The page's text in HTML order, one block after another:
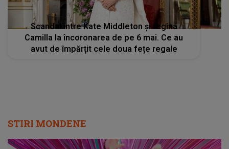
Scandal între Kate Middleton și regina
Camilla la încoronarea de pe 6 mai. Ce au
avut de împărțit cele doua fețe regale
STIRI MONDENE